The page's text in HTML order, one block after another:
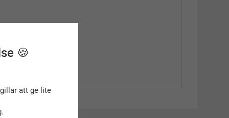
🍪
att ge lite